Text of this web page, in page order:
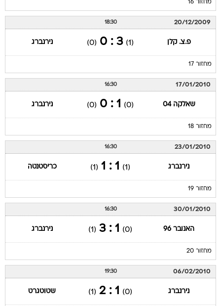
מחזור 16
20/12/2009
18:30
פ.צ. קלן (1)
3 : 0
(0) נירנברג
מחזור 17
17/01/2010
16:30
שאלקה 04 (0)
1 : 0
(0) נירנברג
מחזור 18
23/01/2010
16:30
נירנברג (1)
1 : 1
(1) כריסטנטה
מחזור 19
30/01/2010
16:30
האנובר 96 (0)
1 : 3
(1) נירנברג
מחזור 20
06/02/2010
19:30
נירנברג (0)
1 : 2
(1) שטוטגרט